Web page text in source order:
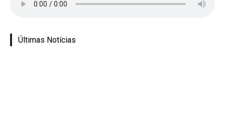
Últimas Notícias